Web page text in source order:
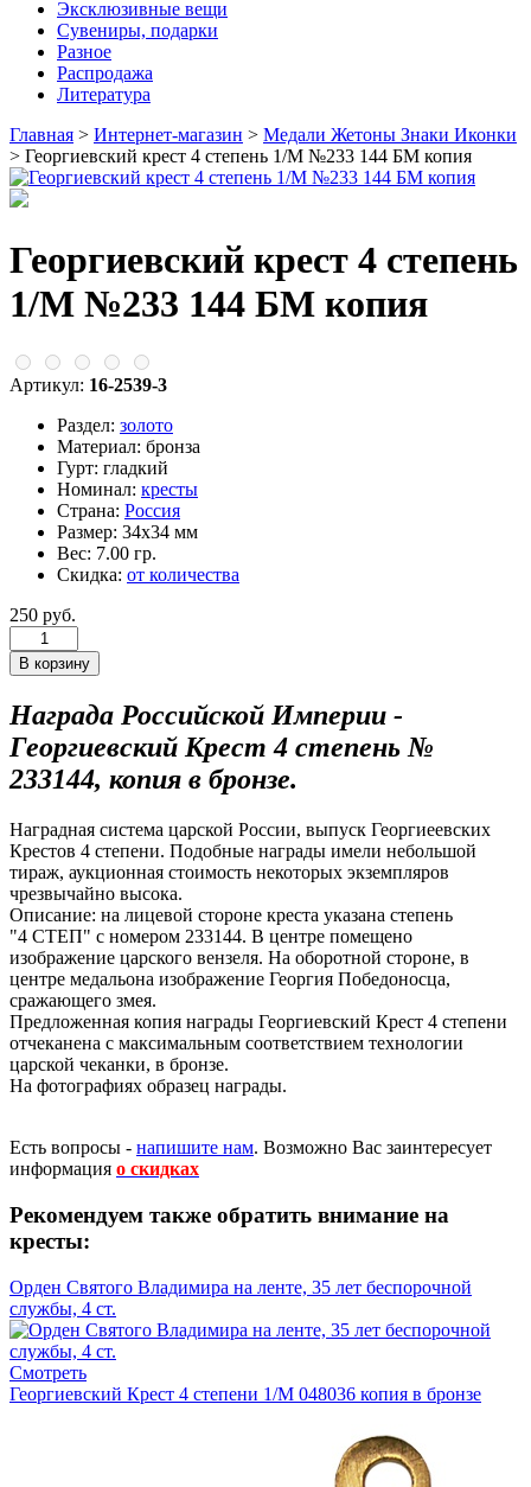
Эксклюзивные вещи
Сувениры, подарки
Разное
Распродажа
Литература
Главная > Интернет-магазин > Медали Жетоны Знаки Иконки
> Георгиевский крест 4 степень 1/М №233 144 БМ копия
Георгиевский крест 4 степень
1/М №233 144 БМ копия
Артикул: 16-2539-3
Раздел: золото
Материал: бронза
Гурт: гладкий
Номинал: кресты
Страна: Россия
Размер: 34х34 мм
Вес: 7.00 гр.
Скидка: от количества
250 руб.
Награда Российской Империи -
Георгиевский Крест 4 степень №
233144, копия в бронзе.
Наградная система царской России, выпуск Георгиеевских
Крестов 4 степени. Подобные награды имели небольшой
тираж, аукционная стоимость некоторых экземпляров
чрезвычайно высока.
Описание: на лицевой стороне креста указана степень
"4 СТЕП" с номером 233144. В центре помещено
изображение царского вензеля. На оборотной стороне, в
центре медальона изображение Георгия Победоносца,
сражающего змея.
Предложенная копия награды Георгиевский Крест 4 степени
отчеканена с максимальным соответствием технологии
царской чеканки, в бронзе.
На фотографиях образец награды.
Есть вопросы - напишите нам. Возможно Вас заинтересует
информация о скидках
Рекомендуем также обратить внимание на
кресты:
Орден Святого Владимира на ленте, 35 лет беспорочной
службы, 4 ст.
Смотреть
Георгиевский Крест 4 степени 1/М 048036 копия в бронзе